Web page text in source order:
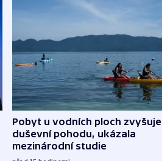
Pobyt u vodních ploch zvyšuje
duševní pohodu, ukázala
mezinárodní studie